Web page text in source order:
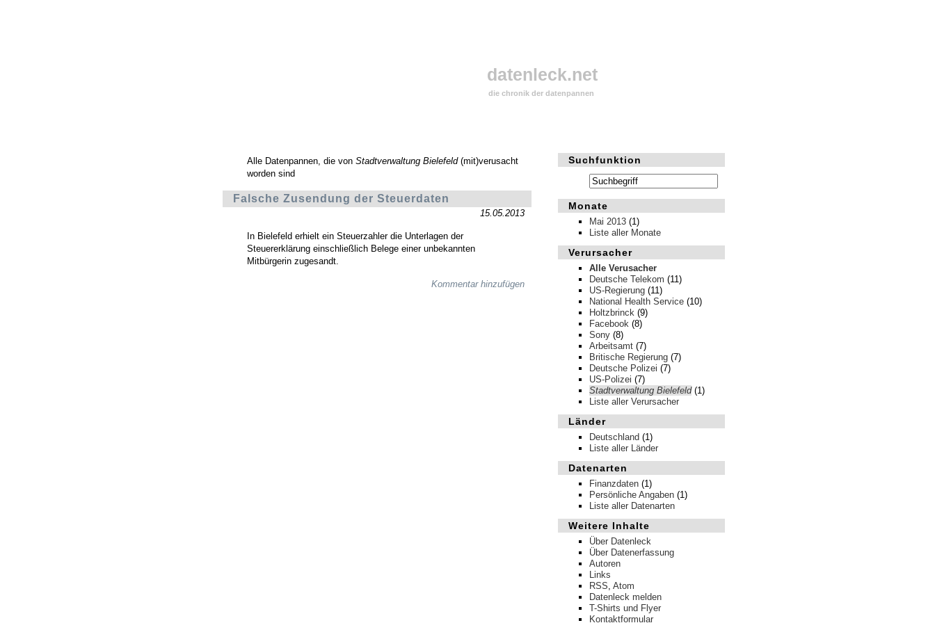
datenleck.net
die chronik der datenpannen
Suchfunktion
Monate
Mai 2013 (1)
Liste aller Monate
Verursacher
Alle Verusacher
Deutsche Telekom (11)
US-Regierung (11)
National Health Service (10)
Holtzbrinck (9)
Facebook (8)
Sony (8)
Arbeitsamt (7)
Britische Regierung (7)
Deutsche Polizei (7)
US-Polizei (7)
Stadtverwaltung Bielefeld(1)
Liste aller Verursacher
Länder
Deutschland (1)
Liste aller Länder
Datenarten
Finanzdaten (1)
Persönliche Angaben (1)
Liste aller Datenarten
Weitere Inhalte
Über Datenleck
Über Datenerfassung
Autoren
Links
RSS, Atom
Datenleck melden
T-Shirts und Flyer
Kontaktformular
Alle Datenpannen, die von Stadtverwaltung Bielefeld(mit)verusacht
worden sind
Falsche Zusendung der Steuerdaten
15.05.2013
In Bielefeld erhielt ein Steuerzahler die Unterlagen der
Steuererklärung einschließlich Belege einer unbekannten
Mitbürgerin zugesandt.
Kommentar hinzufügen